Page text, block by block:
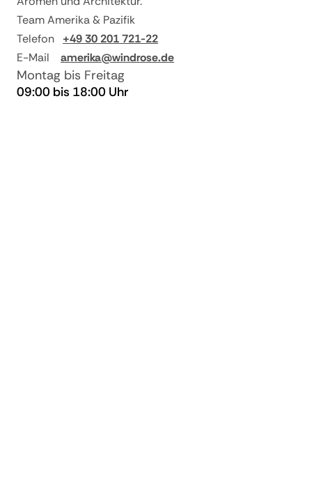
ab 3 und bei
Nichtantritt
Team Amerika & Pazifik
Telefon
+49 30 201 721-22
E-Mail
amerika@windrose.de
Montag bis Freitag
09:00 bis 18:00 Uhr